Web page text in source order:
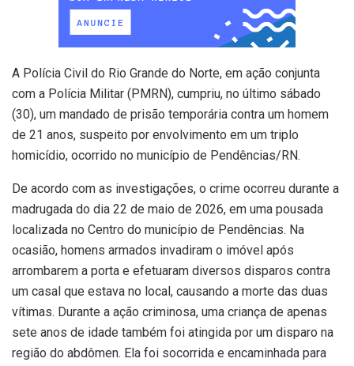
A Polícia Civil do Rio Grande do Norte, em ação conjunta
com a Polícia Militar (PMRN), cumpriu, no último sábado
(30), um mandado de prisão temporária contra um homem
de 21 anos, suspeito por envolvimento em um triplo
homicídio, ocorrido no município de Pendências/RN.
De acordo com as investigações, o crime ocorreu durante a
madrugada do dia 22 de maio de 2026, em uma pousada
localizada no Centro do município de Pendências. Na
ocasião, homens armados invadiram o imóvel após
arrombarem a porta e efetuaram diversos disparos contra
um casal que estava no local, causando a morte das duas
vítimas. Durante a ação criminosa, uma criança de apenas
sete anos de idade também foi atingida por um disparo na
região do abdômen. Ela foi socorrida e encaminhada para